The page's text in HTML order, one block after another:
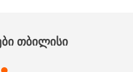
ᲗᲑᲘᲚᲘᲡᲘ